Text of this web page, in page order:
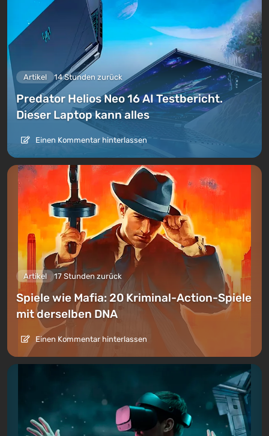
Artikel 14 Stunden zurück
Predator Helios Neo 16 AI Testbericht.
Dieser Laptop kann alles
Einen Kommentar hinterlassen
Artikel 17 Stunden zurück
Spiele wie Mafia: 20 Kriminal-Action-Spiele
mit derselben DNA
Einen Kommentar hinterlassen